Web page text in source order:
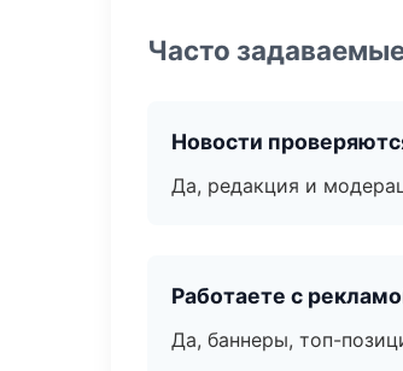
Часто
Новости
Да, редакция и
Работаете с
Да, баннеры, топ-